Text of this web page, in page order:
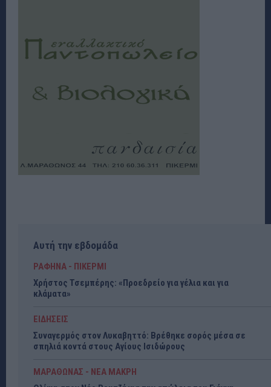
Αυτή την εβδομάδα
ΡΑΦΗΝΑ - ΠΙΚΕΡΜΙ
Χρήστος Τσεμπέρης: «Προεδρείο για γέλια και για
κλάματα»
ΕΙΔΗΣΕΙΣ
Συναγερμός στον Λυκαβηττό: Βρέθηκε σορός μέσα σε
σπηλιά κοντά στους Αγίους Ισιδώρους
ΜΑΡΑΘΩΝΑΣ - ΝΕΑ ΜΑΚΡΗ